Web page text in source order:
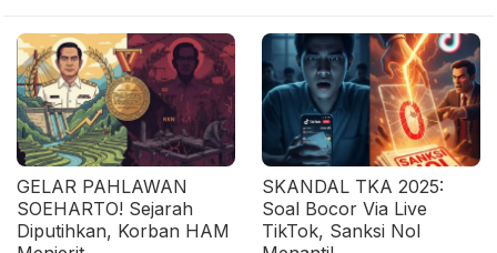
GELAR PAHLAWAN
SOEHARTO! Sejarah
Diputihkan, Korban HAM
SKANDAL TKA 2025:
Soal Bocor Via Live
TikTok, Sanksi Nol